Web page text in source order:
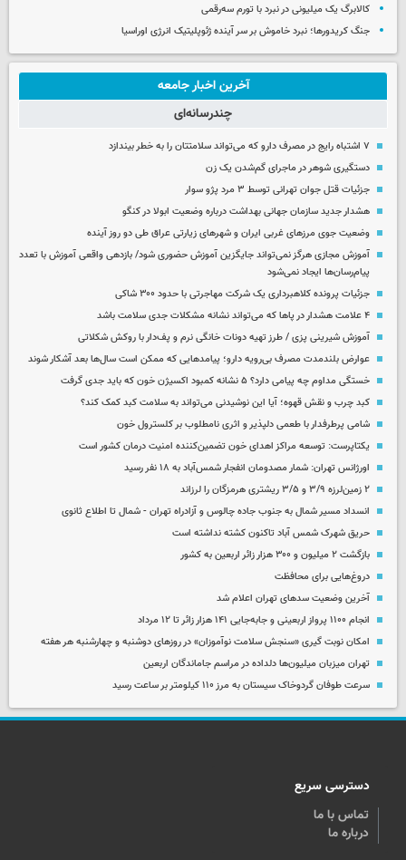
کالابرگ یک میلیونی در نبرد با تورم سه‌رقمی
جنگ کریدورها؛ نبرد خاموش بر سر آینده ژئوپلیتیک انرژی اوراسیا
آخرین اخبار جامعه
چندرسانه‌ای
۷ اشتباه رایج در مصرف دارو که می‌تواند سلامتتان را به خطر بیندازد
دستگیری شوهر در ماجرای گم‌شدن یک زن
جزئیات قتل جوان تهرانی توسط ۳ مرد پژو سوار
هشدار جدید سازمان جهانی بهداشت درباره وضعیت ابولا در کنگو
وضعیت جوی مرزهای غربی ایران و شهرهای زیارتی عراق طی دو روز آینده
آموزش مجازی هرگز نمی‌تواند جایگزین آموزش حضوری شود/ بازدهی واقعی آموزش با تعدد
پیام‌رسان‌ها ایجاد نمی‌شود
جزئیات پرونده کلاهبرداری یک شرکت مهاجرتی با حدود ۳۰۰ شاکی
۴ علامت هشدار در پاها که می‌تواند نشانه مشکلات جدی سلامت باشد
آموزش شیرینی پزی / طرز تهیه دونات خانگی نرم و پف‌دار با روکش شکلاتی
عوارض بلندمدت مصرف بی‌رویه دارو؛ پیامدهایی که ممکن است سال‌ها بعد آشکار شوند
خستگی مداوم چه پیامی دارد؟ ۵ نشانه کمبود اکسیژن خون که باید جدی گرفت
کبد چرب و نقش قهوه؛ آیا این نوشیدنی می‌تواند به سلامت کبد کمک کند؟
شامی پرطرفدار با طعمی دلپذیر و اثری نامطلوب بر کلسترول خون
یکتاپرست: توسعه مراکز اهدای خون تضمین‌کننده امنیت درمان کشور است
اورژانس تهران: شمار مصدومان انفجار شمس‌آباد به ۱۸ نفر رسید
۲ زمین‌لرزه ۳/۹ و ۳/۵ ریشتری هرمزگان را لرزاند
انسداد مسیر شمال به جنوب جاده چالوس و آزادراه تهران - شمال تا اطلاع ثانوی
حریق شهرک شمس آباد تاکنون کشته نداشته است
بازگشت ۲ میلیون و ۳۰۰ هزار زائر اربعین به کشور
دروغ‌هایی برای محافظت
آخرین وضعیت سدهای تهران اعلام شد
انجام ۱۱۰۰ پرواز اربعینی و جابه‌جایی ۱۴۱ هزار زائر تا ۱۲ مرداد
امکان نوبت گیری «سنجش سلامت نوآموزان» در روزهای دوشنبه و چهارشنبه هر هفته
تهران میزبان میلیون‌ها دلداده در مراسم جاماندگان اربعین
سرعت طوفان گردوخاک سیستان به مرز ۱۱۰ کیلومتر بر ساعت رسید
دسترسی سریع
تماس با ما
درباره ما